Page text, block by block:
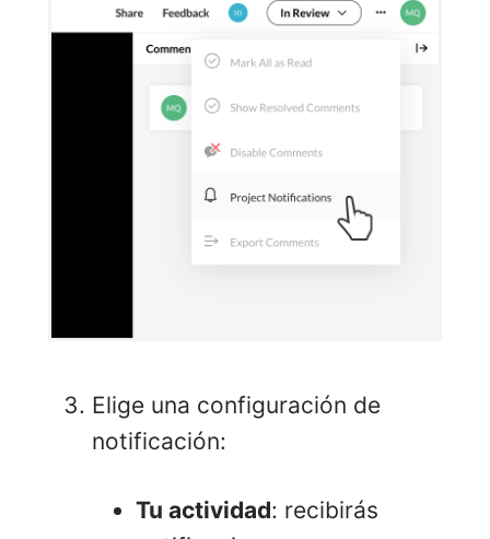
Elige una configuración de
notificación:
Tu actividad: recibirás